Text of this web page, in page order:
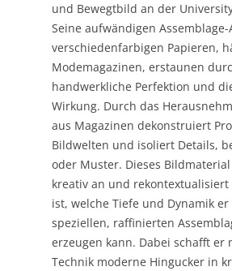
und Bewegtbild an der
Seine aufwändigen
verschiedenfarbigen Papieren,
Modemagazinen, erstaunen
handwerkliche Perfektion und
Wirkung. Durch das
aus Magazinen dekonstruiert
Bildwelten und isoliert Details,
oder Muster. Dieses
kreativ an und rekontextualisiert
ist, welche Tiefe und Dynamik
speziellen, raffinierten
erzeugen kann. Dabei schafft er
Technik moderne Hingucker in